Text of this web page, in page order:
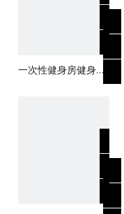
一次性健身房健身用